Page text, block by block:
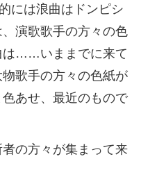
には浪曲はドンピシ
演歌歌手の方々の色
は……いままでに来て
歌手の方々の色紙が
あせ、最近のもので
の方々が集まって来